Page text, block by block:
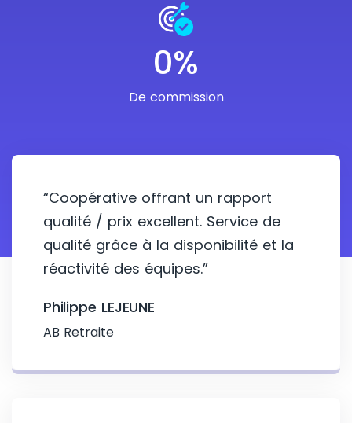
0%
De commission
“Coopérative offrant un rapport
qualité / prix excellent. Service de
qualité grâce à la disponibilité et la
réactivité des équipes.”
Philippe LEJEUNE
AB Retraite